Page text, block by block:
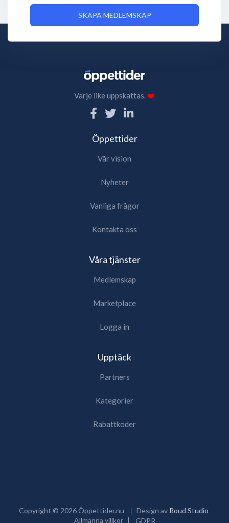
SKAPA MEDLEMSKAP
Varje like uppskattas.❤️
Öppettider
Vår vision
Nyheter
Vanliga frågor
Kontakta oss
Våra tjänster
Medlemskap
Marketplace
Logga in
Upptäck
Partners
Kategorier
Rabattkoder
Copyright © 2026Öppettider.nu Design av Roud Studio
Allmänna villkor
GDPR